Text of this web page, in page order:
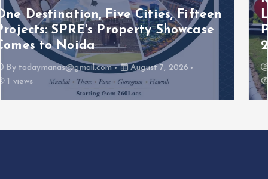
Launches PCI-Approved B.Pharm.
Programme, Admissions Open for
2026–27
Bytodaymanas@gmail.com
August 7, 2026
1 views